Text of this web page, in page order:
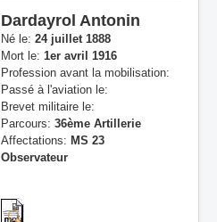
Dardayrol Antonin
Né le: 24 juillet 1888
Mort le: 1er avril 1916
Profession avant la mobilisation:
Passé à l'aviation le:
Brevet militaire le:
Parcours: 36ème Artillerie
Affectations: MS 23
Observateur